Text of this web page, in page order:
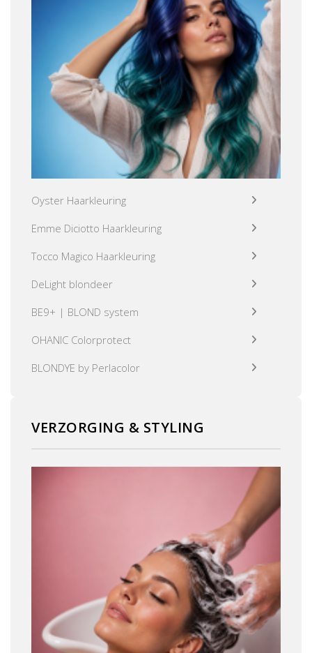
Oyster Haarkleuring
Emme Diciotto Haarkleuring
Tocco Magico Haarkleuring
DeLight blondeer
BE9+ | BLOND system
OHANIC Colorprotect
BLONDYE by Perlacolor
VERZORGING & STYLING